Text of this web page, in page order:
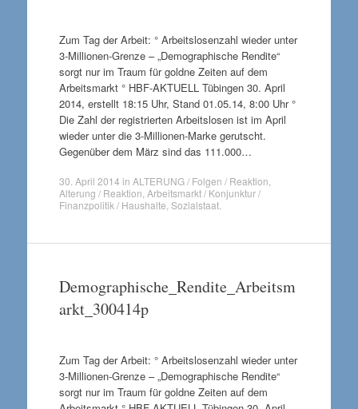
Zum Tag der Arbeit: ° Arbeitslosenzahl wieder unter
3-Millionen-Grenze – „Demographische Rendite“
sorgt nur im Traum für goldne Zeiten auf dem
Arbeitsmarkt ° HBF-AKTUELL Tübingen 30. April
2014, erstellt 18:15 Uhr, Stand 01.05.14, 8:00 Uhr °
Die Zahl der registrierten Arbeitslosen ist im April
wieder unter die 3-Millionen-Marke gerutscht.
Gegenüber dem März sind das 111.000…
30. April 2014 in ALTERUNG / Folgen / Reaktion
Alterung / Reaktion Arbeitsmarkt / Konjunktur /
Finanzpolitik / Haushalte Sozialstaat.
Demographische_Rendite_Arbeitsm
arkt_300414p
Zum Tag der Arbeit: ° Arbeitslosenzahl wieder unter
3-Millionen-Grenze – „Demographische Rendite“
sorgt nur im Traum für goldne Zeiten auf dem